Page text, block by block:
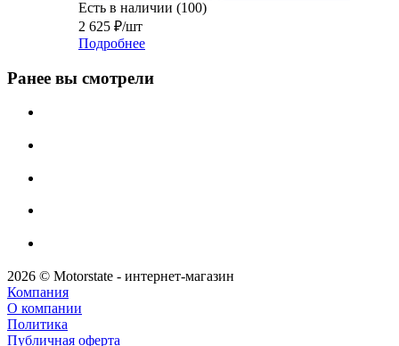
Есть в наличии (100)
2 625 ₽/шт
Подробнее
Ранее вы смотрели
2026 © Motorstate - интернет-магазин
Компания
О компании
Политика
Публичная оферта